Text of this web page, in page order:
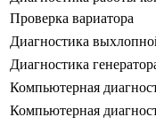
Проверка вариатора
Диагностика
Диагностика
Компьютерная
Компьютерная